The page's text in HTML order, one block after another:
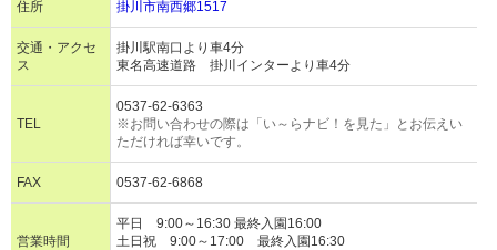
住所 掛川市南西郷1517
交通・アクセ
ス
掛川駅南口より車4分
東名高速道路 掛川インターより車4分
TEL
0537-62-6363
※お問い合わせの際は「い～らナビ！を見た」とお伝えい
ただければ幸いです。
FAX 0537-62-6868
営業時間
平日 9:00～16:30 最終入園16:00
土日祝 9:00～17:00 最終入園16:30